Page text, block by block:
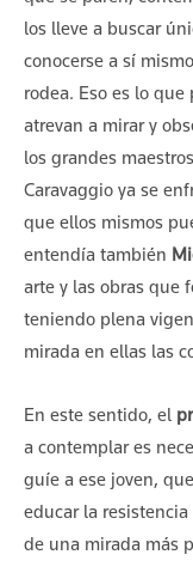
los lleve a buscar
conocerse a sí
rodea. Eso es lo
atrevan a mirar y
los grandes
Caravaggio ya se
que ellos mismos
entendía también
arte y las obras que
teniendo plena
mirada en ellas las
En este sentido, el
a contemplar es
guíe a ese joven,
educar la
de una mirada más